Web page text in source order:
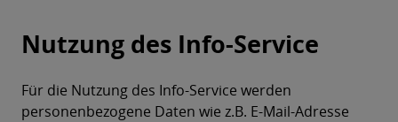
Nutzung des Info-Service
Für die Nutzung des Info-Service werden
personenbezogene Daten wie z.B. E-Mail-Adresse